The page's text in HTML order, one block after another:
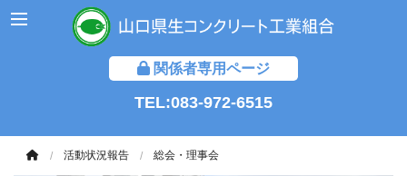
関係者専用ページ
TEL:083-972-6515
活動状況報告 総会・理事会